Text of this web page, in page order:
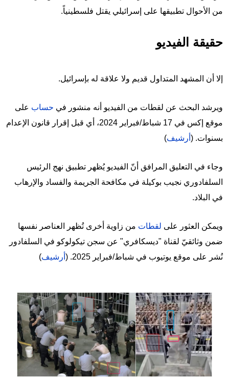
من الأحوال تطبيقها على إسرائيلي يقتل فلسطينياً.
حقيقة الفيديو
إلا أن المشهد المتداول قديم ولا علاقة له بإسرائيل.
ويرشد البحث عن لقطات من الفيديو أنه منشور في حساب على
موقع إكس في 17 شباط/فبراير 2024، أي قبل إقرار قانون الإعدام
بسنوات. ( أرشيف)
وجاء في التعليق المرافق أنّ الفيديو يُظهر تطبيق نهج الرئيس
السلفادوري نجيب بوكيلة في مكافحة الجريمة والفساد والإرهاب
في البلاد.
ويمكن العثور على لقطات من زاوية أخرى تُظهر العناصر نفسها
ضمن وثائقيّ لقناة "ديسكافري" عن سجن تيكولوكو في السلفادور
نُشر على موقع يوتيوب في شباط/فبراير 2025. (
أرشيف)
Image